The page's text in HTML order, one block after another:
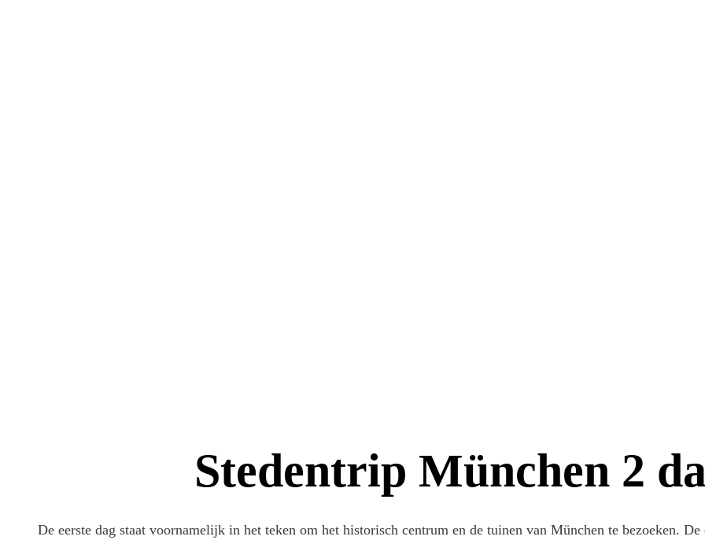
Stedentrip München 2
De eerste dag staat voornamelijk in het teken om het historisch centrum en de tuinen van München te bezoeken.